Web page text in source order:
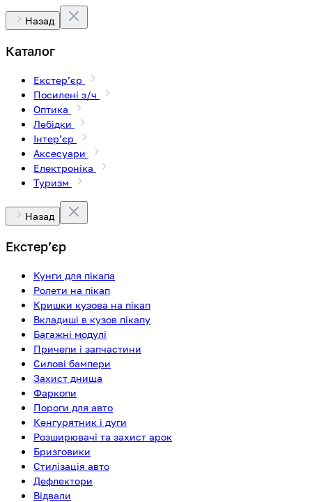
Назад
Каталог
Екстерʼєр
Посилені з/ч
Оптика
Лебідки
Інтерʼєр
Аксесуари
Електроніка
Туризм
Назад
Екстерʼєр
Кунги для пікапа
Ролети на пікап
Кришки кузова на пікап
Вкладиші в кузов пікапу
Багажні модулі
Причепи і запчастини
Силові бампери
Захист днища
Фаркопи
Пороги для авто
Кенгурятник і дуги
Розширювачі та захист арок
Бризговики
Стилізація авто
Дефлектори
Відвали